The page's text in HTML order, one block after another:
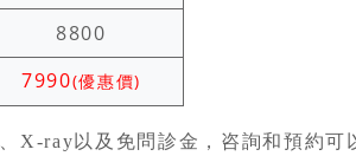
8800
7990(優惠價)
X-ray以及免問診金，咨詢和預約可